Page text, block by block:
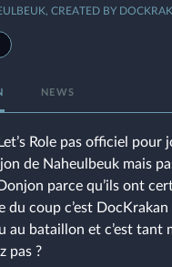
CREATED BY
NEWS
Role pas officiel pour
de Naheulbeuk mais
Donjon parce qu’ils ont
du coup c’est DocKrakan
au bataillon et c’est tant
pas ?